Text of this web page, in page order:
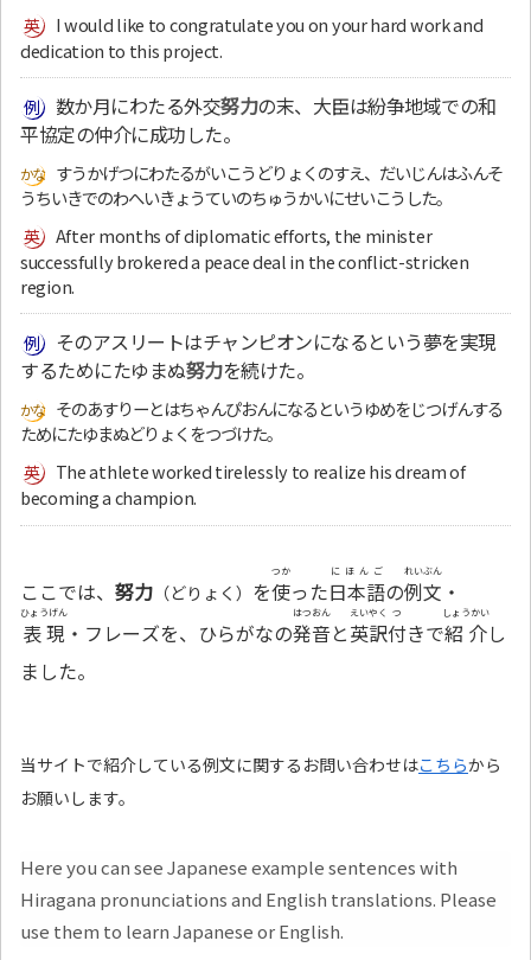
I would like to congratulate you on your hard work and
dedication to this project.
数か月にわたる外交努力の末、大臣は紛争地域での和
平協定の仲介に成功した。
すうかげつにわたるがいこうどりょくのすえ、だいじんはふんそ
うちいきでのわへいきょうていのちゅうかいにせいこうした。
After months of diplomatic efforts, the minister
successfully brokered a peace deal in the conflict-stricken
region.
そのアスリートはチャンピオンになるという夢を実現
するためにたゆまぬ努力を続けた。
そのあすりーとはちゃんぴおんになるというゆめをじつげんする
ためにたゆまぬどりょくをつづけた。
The athlete worked tirelessly to realize his dream of
becoming a champion.
ここでは、 努力 （どりょく） を使
つか
った日本語
にほんご
の例文
れいぶん
・
表現
ひょうげん
・フレーズを、ひらがなの発音
はつおん
と英訳
えいやく
付
つ
きで紹介
しょうかい
し
ました。
当サイトで紹介している例文に関するお問い合わせはこちらから
お願いします。
Here you can see Japanese example sentences with
Hiragana pronunciations and English translations. Please
use them to learn Japanese or English.